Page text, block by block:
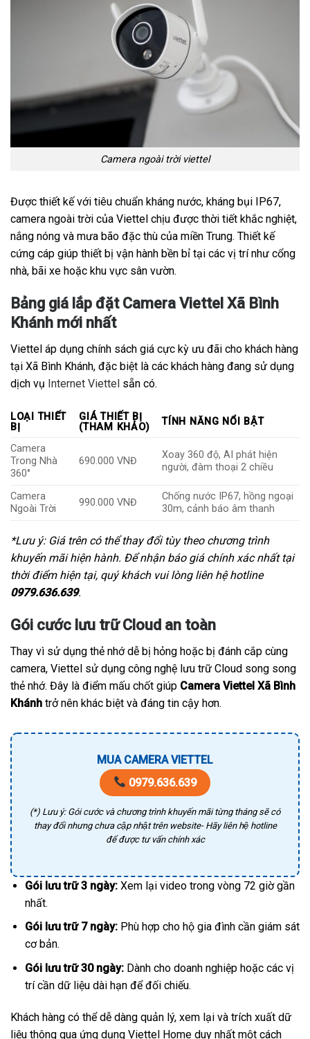
Camera ngoài trời viettel
Được thiết kế với tiêu chuẩn kháng nước, kháng bụi IP67,
camera ngoài trời của Viettel chịu được thời tiết khắc nghiệt,
nắng nóng và mưa bão đặc thù của miền Trung. Thiết kế
cứng cáp giúp thiết bị vận hành bền bỉ tại các vị trí như cổng
nhà, bãi xe hoặc khu vực sân vườn.
Bảng giá lắp đặt Camera Viettel Xã Bình
Khánh mới nhất
Viettel áp dụng chính sách giá cực kỳ ưu đãi cho khách hàng
tại Xã Bình Khánh, đặc biệt là các khách hàng đang sử dụng
dịch vụ Internet Viettel sẵn có.
LOẠI THIẾT
BỊ
GIÁ THIẾT BỊ
(THAM KHẢO)
TÍNH NĂNG NỔI BẬT
Camera
Trong Nhà
360°
690.000 VNĐ
Xoay 360 độ, AI phát hiện
người, đàm thoại 2 chiều
Camera
Ngoài Trời
990.000 VNĐ
Chống nước IP67, hồng ngoại
30m, cảnh báo âm thanh
*Lưu ý: Giá trên có thể thay đổi tùy theo chương trình
khuyến mãi hiện hành. Để nhận báo giá chính xác nhất tại
thời điểm hiện tại, quý khách vui lòng liên hệ hotline
0979.636.639.
Gói cước lưu trữ Cloud an toàn
Thay vì sử dụng thẻ nhớ dễ bị hỏng hoặc bị đánh cắp cùng
camera, Viettel sử dụng công nghệ lưu trữ Cloud song song
thẻ nhớ. Đây là điểm mấu chốt giúp Camera Viettel Xã Bình
Khánh trở nên khác biệt và đáng tin cậy hơn.
MUA CAMERA VIETTEL
0979.636.639
(*) Lưu ý: Gói cước và chương trình khuyến mãi từng tháng sẽ có
thay đổi nhưng chưa cập nhật trên website- Hãy liên hệ hotline
để được tư vấn chính xác
Gói lưu trữ 3 ngày:Xem lại video trong vòng 72 giờ gần
nhất.
Gói lưu trữ 7 ngày:Phù hợp cho hộ gia đình cần giám sát
cơ bản.
Gói lưu trữ 30 ngày:Dành cho doanh nghiệp hoặc các vị
trí cần dữ liệu dài hạn để đối chiếu.
Khách hàng có thể dễ dàng quản lý, xem lại và trích xuất dữ
liệu thông qua ứng dụng Viettel Home duy nhất một cách